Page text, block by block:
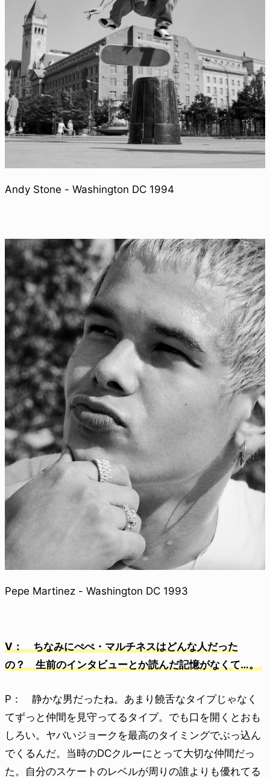
Andy Stone - Washington DC 1994
Pepe Martinez - Washington DC 1993
V： ちなみにぺぺ・マルチネスはどんな人だった
の？ 生前のインタビューとか読んだ記憶がなくて…。
P： 静かな男だったね。あまり饒舌なタイプじゃなく
てずっと仲間を見守ってるタイプ。でも口を開くとおも
しろい。ヤバいジョークを最高のタイミングでぶっ込ん
でくるんだ。当時のDCクルーにとって大切な仲間だっ
た。自分のスケートのレベルが周りの誰よりも優れてる